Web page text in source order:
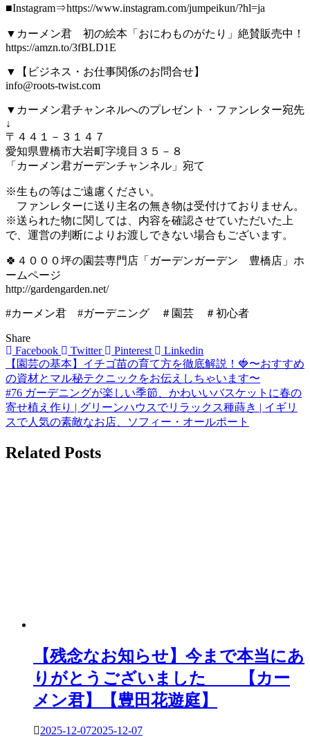
■Instagram⇒https://www.instagram.com/jumpeikun/?hl=ja
▼カーメン君 初の絵本「おにわものがたり」絶賛販売中！
https://amzn.to/3fBLD1E
▼【ビジネス・お仕事関係のお問合せ】
info@roots-twist.com
▼カーメン君チャンネルへのプレゼント・ファンレター宛先
↓
〒４４１－３１４７
愛知県豊橋市大岩町字境目３５－８
「カーメン君ガーデンチャンネル」宛て
※生もの等はご遠慮ください。
ファンレターに送り主名の無き物は受付けておりません。
※送られた物に関しては、内容を確認させていただいた上
で、運営の判断によりお渡しできない場合もございます。
🍀４０００坪の園芸専門店「ガーデンガーデン 豊橋店」ホ
ームページ
http://gardengarden.net/
#カーメン君 #ガーデニング ＃園芸 ＃初心者
Share
Facebook
Twitter Pinterest Linkedin
投
稿
ナ
ゲ
【園芸の基本】イチゴ苗の育て方を徹底解説！🍓〜おすすめ
の資材とマル秘テクニックをお伝えしちゃいます〜
#76 ガーデニングが楽しい季節、かわいいバスケットに春の
寄せ植え作り | グリーンハウスでリラックス種蒔き | イギリ
スで人気の素敵なお店、ソフィー・オールポート
Related Posts
【残念なお知らせ】今まで本当にあ
りがとうございました 【カー
メン君】【豊田花遊庭】
2025-12-072025-12-07